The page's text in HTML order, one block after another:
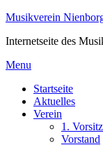
Skip
content
Musikverein
Internetseite des
Menu
Startseite
Aktuelles
Verein
1.
Vorstand